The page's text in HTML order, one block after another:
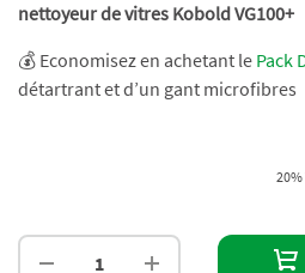
nettoyeur de vitres Kobold VG100+
💰 Economisez en achetant le Pack
détartrant et d’un gant microfibres